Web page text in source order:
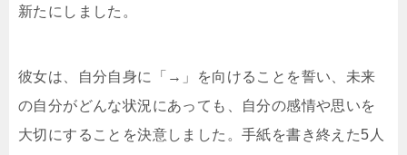
新たにしました。
彼女は、自分自身に「→」を向けることを誓い、未来
の自分がどんな状況にあっても、自分の感情や思いを
大切にすることを決意しました。手紙を書き終えた5人